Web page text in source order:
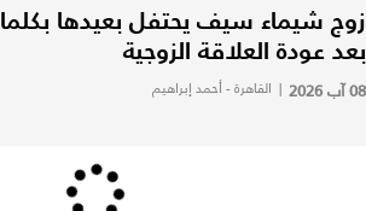
زوج شيماء سيف يحتفل بعيدها
بعد عودة العلاقة الزوجية
08 آب 2026 | القاهرة - أحمد إبراهيم